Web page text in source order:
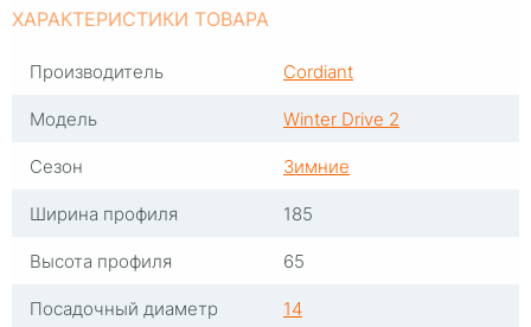
ХАРАКТЕРИСТИКИ ТОВАРА
Производитель
Cordiant
Модель
Winter Drive 2
Сезон
Зимние
Ширина профиля
185
Высота профиля
65
Посадочный диаметр
14